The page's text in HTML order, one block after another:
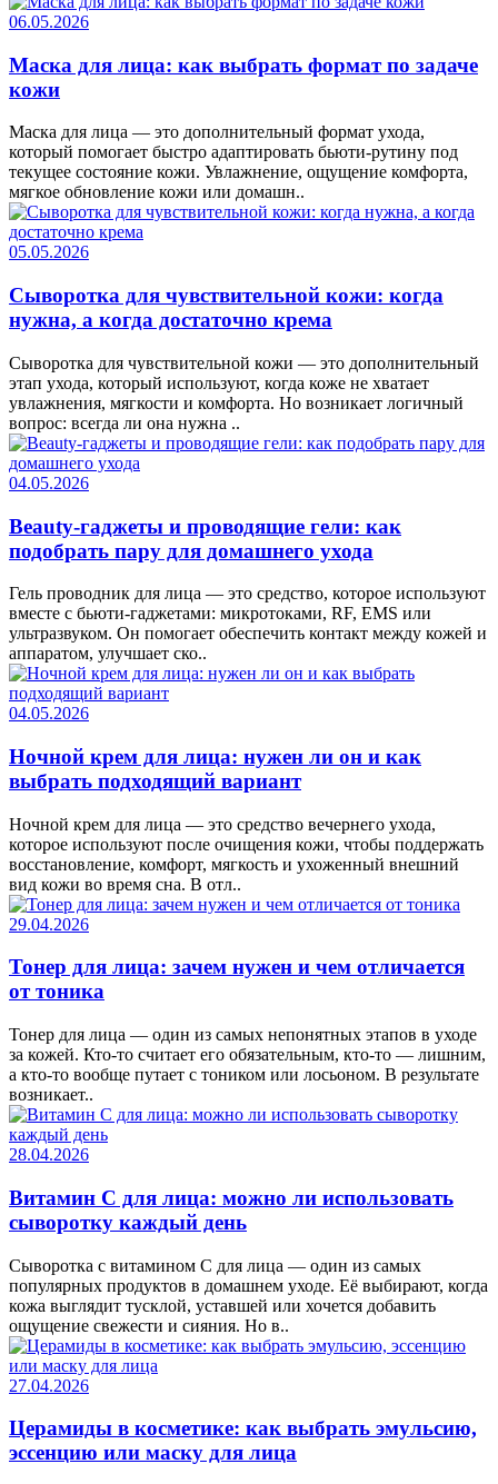
06.05.2026
Маска для лица: как выбрать формат по задаче
кожи
Маска для лица — это дополнительный формат ухода,
который помогает быстро адаптировать бьюти-рутину под
текущее состояние кожи. Увлажнение, ощущение комфорта,
мягкое обновление кожи или домашн..
05.05.2026
Сыворотка для чувствительной кожи: когда
нужна, а когда достаточно крема
Сыворотка для чувствительной кожи — это дополнительный
этап ухода, который используют, когда коже не хватает
увлажнения, мягкости и комфорта. Но возникает логичный
вопрос: всегда ли она нужна ..
04.05.2026
Beauty-гаджеты и проводящие гели: как
подобрать пару для домашнего ухода
Гель проводник для лица — это средство, которое используют
вместе с бьюти-гаджетами: микротоками, RF, EMS или
ультразвуком. Он помогает обеспечить контакт между кожей и
аппаратом, улучшает ско..
04.05.2026
Ночной крем для лица: нужен ли он и как
выбрать подходящий вариант
Ночной крем для лица — это средство вечернего ухода,
которое используют после очищения кожи, чтобы поддержать
восстановление, комфорт, мягкость и ухоженный внешний
вид кожи во время сна. В отл..
29.04.2026
Тонер для лица: зачем нужен и чем отличается
от тоника
Тонер для лица — один из самых непонятных этапов в уходе
за кожей. Кто-то считает его обязательным, кто-то — лишним,
а кто-то вообще путает с тоником или лосьоном. В результате
возникает..
28.04.2026
Витамин C для лица: можно ли использовать
сыворотку каждый день
Сыворотка с витамином C для лица — один из самых
популярных продуктов в домашнем уходе. Её выбирают, когда
кожа выглядит тусклой, уставшей или хочется добавить
ощущение свежести и сияния. Но в..
27.04.2026
Церамиды в косметике: как выбрать эмульсию,
эссенцию или маску для лица